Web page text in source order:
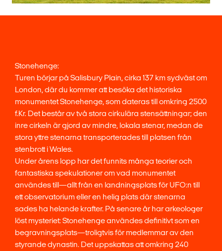
Stonehenge:
Turen börjar på Salisbury Plain, cirka 137 km sydväst om
London, där du kommer att besöka det historiska
monumentet Stonehenge, som dateras till omkring 2500
f.Kr. Det består av två stora cirkulära stensättningar; den
inre cirkeln är gjord av mindre, lokala stenar, medan de
stora yttre stenarna transporterades till platsen från
stenbrott i Wales.
Under årens lopp har det funnits många teorier och
fantastiska spekulationer om vad monumentet
användes till—allt från en landningsplats för UFO:n till
ett observatorium eller en helig plats där stenarna
sades ha helande krafter. På senare år har arkeologer
löst mysteriet: Stonehenge användes definitivt som en
begravningsplats—troligtvis för medlemmar av den
styrande dynastin. Det uppskattas att omkring 240